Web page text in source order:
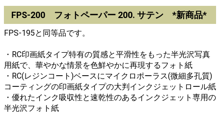
FPS-200 フォトペーパー 200. サテン *新商品*
FPS-195と同等品です。
・RC印画紙タイプ特有の質感と平滑性をもった半光沢写真
用紙で、華やかな情景を色鮮やかに再現するフォト紙
・RC(レジンコート)ベースにマイクロポーラス(微細多孔質)
コーティングの印画紙タイプの大判インクジェットロール紙
・優れたインク吸収性と速乾性のあるインクジェット専用の
半光沢フォト紙